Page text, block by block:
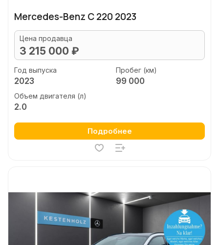
Mercedes-Benz C 220 2023
Цена продавца
3 215 000 ₽
Год выпуска
2023
Пробег (км)
99 000
Объем двигателя (л)
2.0
Подробнее